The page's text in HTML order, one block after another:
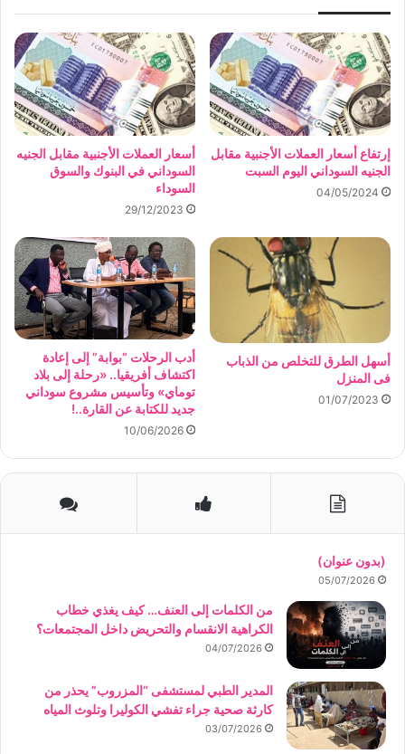
إرتفاع أسعار العملات الأجنبية مقابل
الجنيه السوداني اليوم السبت
04/05/2024
أسعار العملات الأجنبية مقابل الجنيه
السوداني في البنوك والسوق
السوداء
29/12/2023
أسهل الطرق للتخلص من الذباب
فى المنزل
01/07/2023
أدب الرحلات “بوابة” إلى إعادة
اكتشاف أفريقيا.. «رحلة إلى بلاد
توماي» وتأسيس مشروع سوداني
جديد للكتابة عن القارة..!
10/06/2026
(بدون عنوان)
05/07/2026
من الكلمات إلى العنف… كيف يغذي خطاب
الكراهية الانقسام والتحريض داخل المجتمعات؟
04/07/2026
المدير الطبي لمستشفى “المزروب” يحذر من
كارثة صحية جراء تفشي الكوليرا وتلوث المياه
03/07/2026